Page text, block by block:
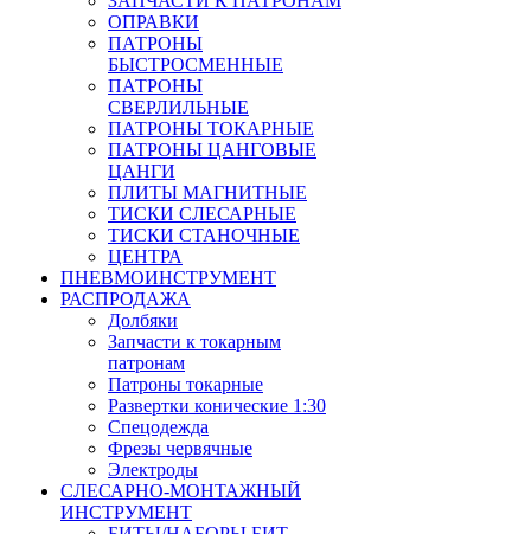
ОПРАВКИ
ПАТРОНЫ
БЫСТРОСМЕННЫЕ
ПАТРОНЫ
СВЕРЛИЛЬНЫЕ
ПАТРОНЫ ТОКАРНЫЕ
ПАТРОНЫ ЦАНГОВЫЕ
ЦАНГИ
ПЛИТЫ МАГНИТНЫЕ
ТИСКИ СЛЕСАРНЫЕ
ТИСКИ СТАНОЧНЫЕ
ЦЕНТРА
ПНЕВМОИНСТРУМЕНТ
РАСПРОДАЖА
Долбяки
Запчасти к токарным
патронам
Патроны токарные
Развертки конические 1:30
Спецодежда
Фрезы червячные
Электроды
СЛЕСАРНО-МОНТАЖНЫЙ
ИНСТРУМЕНТ